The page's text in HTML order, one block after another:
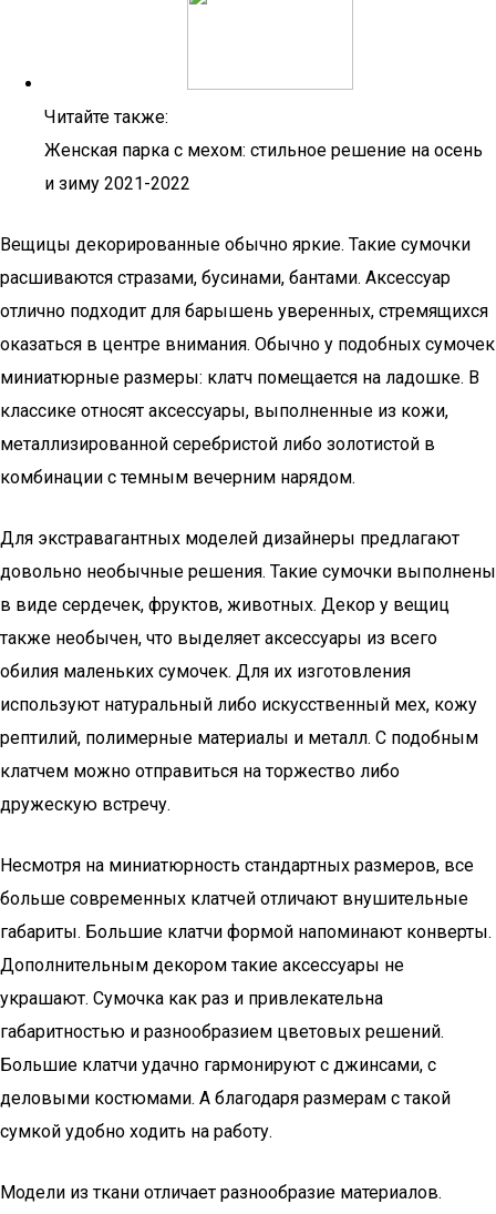
Читайте также:
Женская парка с мехом: стильное решение на осень
и зиму 2021-2022
Вещицы декорированные обычно яркие. Такие сумочки
расшиваются стразами, бусинами, бантами. Аксессуар
отлично подходит для барышень уверенных, стремящихся
оказаться в центре внимания. Обычно у подобных сумочек
миниатюрные размеры: клатч помещается на ладошке. В
классике относят аксессуары, выполненные из кожи,
металлизированной серебристой либо золотистой в
комбинации с темным вечерним нарядом.
Для экстравагантных моделей дизайнеры предлагают
довольно необычные решения. Такие сумочки выполнены
в виде сердечек, фруктов, животных. Декор у вещиц
также необычен, что выделяет аксессуары из всего
обилия маленьких сумочек. Для их изготовления
используют натуральный либо искусственный мех, кожу
рептилий, полимерные материалы и металл. С подобным
клатчем можно отправиться на торжество либо
дружескую встречу.
Несмотря на миниатюрность стандартных размеров, все
больше современных клатчей отличают внушительные
габариты. Большие клатчи формой напоминают конверты.
Дополнительным декором такие аксессуары не
украшают. Сумочка как раз и привлекательна
габаритностью и разнообразием цветовых решений.
Большие клатчи удачно гармонируют с джинсами, с
деловыми костюмами. А благодаря размерам с такой
сумкой удобно ходить на работу.
Модели из ткани отличает разнообразие материалов.